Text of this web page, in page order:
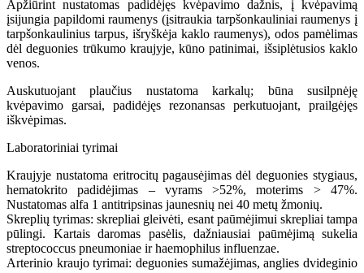
Apžiūrint nustatomas padidėjęs kvėpavimo dažnis, į kvėpavimą
įsijungia papildomi raumenys (įsitraukia tarpšonkauliniai raumenys į
tarpšonkaulinius tarpus, išryškėja kaklo raumenys), odos pamėlimas
dėl deguonies trūkumo kraujyje, kūno patinimai, išsiplėtusios kaklo
venos.
Auskutuojant plaučius nustatoma karkalų; būna susilpnėję
kvėpavimo garsai, padidėjęs rezonansas perkutuojant, prailgėjęs
iškvėpimas.
Laboratoriniai tyrimai
Kraujyje nustatoma eritrocitų pagausėjimas dėl deguonies stygiaus,
hematokrito padidėjimas – vyrams >52%, moterims > 47%.
Nustatomas alfa 1 antitripsinas jaunesnių nei 40 metų žmonių.
Skreplių tyrimas: skrepliai gleivėti, esant paūmėjimui skrepliai tampa
pūlingi. Kartais daromas pasėlis, dažniausiai paūmėjimą sukelia
streptococcus pneumoniae ir haemophilus influenzae.
Arterinio kraujo tyrimai: deguonies sumažėjimas, anglies dvideginio